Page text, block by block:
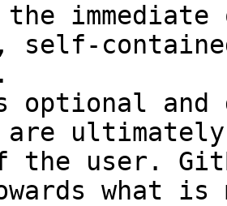
self-
and
are
the user.
what